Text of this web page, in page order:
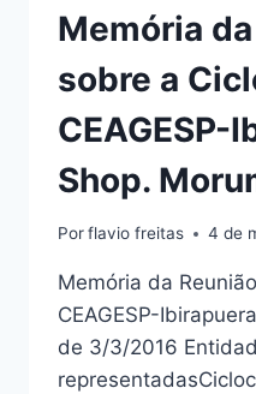
Memória
sobre a
CEAGESP-
Shop.
Porflavio freitas 4 de
Memória da
CEAGESP-
de 3/3/2016